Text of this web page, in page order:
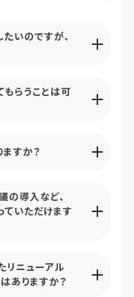
いのですが、
らうことは可
すか？
の導入など、
いただけます
リニューアル
ありますか？